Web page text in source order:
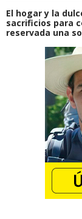
El hogar y la
sacrificios para
reservada una